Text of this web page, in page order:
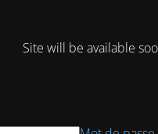
Site will be available